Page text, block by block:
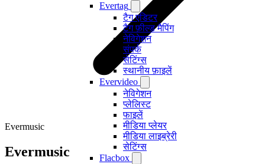
Evertag
टैग एडिटर
टैग फ़ील्ड मैपिंग
नेविगेशन
संपर्क
सेटिंग्स
स्थानीय फ़ाइलें
Evervideo
नेविगेशन
प्लेलिस्ट
फाइलें
मीडिया प्लेयर
मीडिया लाइब्रेरी
सेटिंग्स
Flacbox
Evermusic
Evermusic